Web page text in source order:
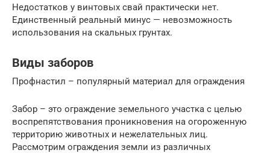
Недостатков у винтовых свай практически нет.
Единственный реальный минус — невозможность
использования на скальных грунтах.
Виды заборов
Профнастил – популярный материал для ограждения
Забор – это ограждение земельного участка с целью
воспрепятствования проникновения на огороженную
территорию животных и нежелательных лиц.
Рассмотрим ограждения земли из различных